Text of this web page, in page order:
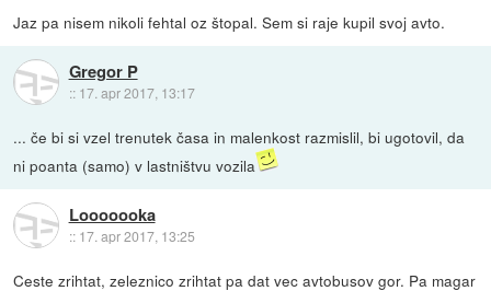
Jaz pa nisem nikoli fehtal oz štopal. Sem si raje kupil svoj avto.
Gregor P
:: 17. apr 2017, 13:17
... če bi si vzel trenutek časa in malenkost razmislil, bi ugotovil, da
ni poanta (samo) v lastništvu vozila
Looooooka
:: 17. apr 2017, 13:25
Ceste zrihtat, zeleznico zrihtat pa dat vec avtobusov gor. Pa magar